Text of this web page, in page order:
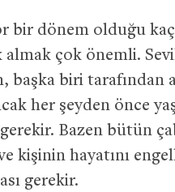
bir dönem olduğu
almak çok önemli.
başka biri tarafından
her şeyden önce
Bazen bütün
kişinin hayatını
gerekir.